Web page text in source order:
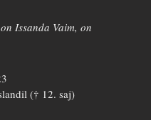
Issanda Vaim, on
(† 12. saj)